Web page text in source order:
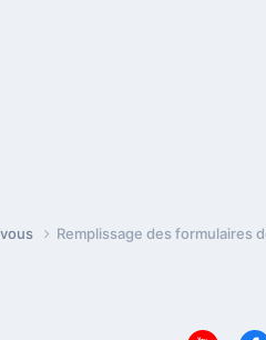
Remplissage des formulaires